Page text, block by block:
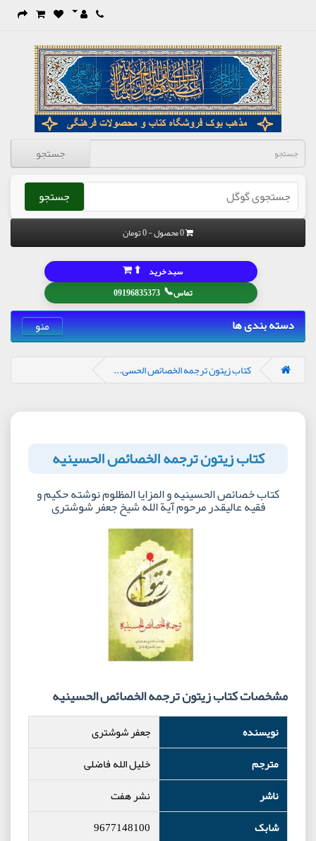
جستجو
جستجو
0 محصول - 0 تومان
تماس📞
09196835373
سبد خرید ⬆
دسته بندی ها منو
کتاب زیتون ترجمه الخصائص الحسی...
کتاب زیتون ترجمه الخصائص الحسینیه
کتاب خصائص الحسینیه و المزایا المظلوم نوشته حکیم و
فقیه عالیقدر مرحوم آیة الله شیخ جعفر شوشتری
مشخصات کتاب زیتون ترجمه الخصائص الحسینیه
نویسنده
جعفر شوشتری
مترجم
خلیل الله فاضلی
ناشر
نشر هفت
شابک
9677148100